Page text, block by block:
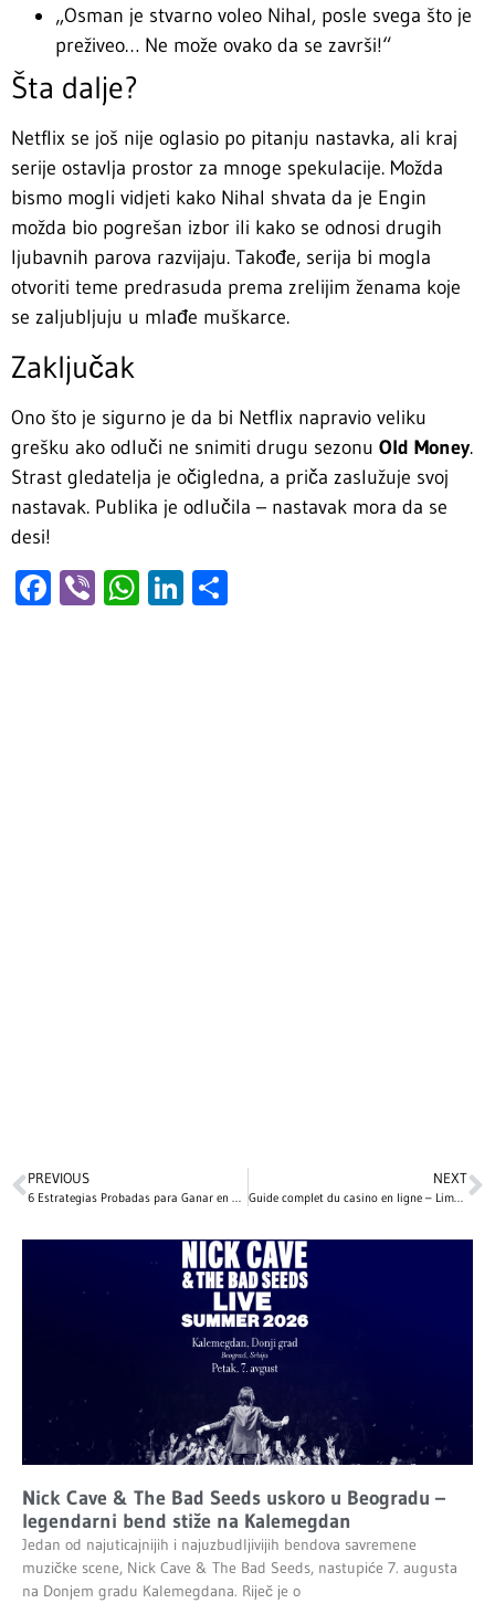
„Osman je stvarno voleo Nihal, posle svega što je
preživeo… Ne može ovako da se završi!“
Šta dalje?
Netflix se još nije oglasio po pitanju nastavka, ali kraj
serije ostavlja prostor za mnoge spekulacije. Možda
bismo mogli vidjeti kako Nihal shvata da je Engin
možda bio pogrešan izbor ili kako se odnosi drugih
ljubavnih parova razvijaju. Takođe, serija bi mogla
otvoriti teme predrasuda prema zrelijim ženama koje
se zaljubljuju u mlađe muškarce.
Zaključak
Ono što je sigurno je da bi Netflix napravio veliku
grešku ako odluči ne snimiti drugu sezonu Old Money.
Strast gledatelja je očigledna, a priča zaslužuje svoj
nastavak. Publika je odlučila – nastavak mora da se
desi!
Facebook
ViberWhatsApp
LinkedIn
PREVIOUS NEXT
Guide complet du casino en ligne – Limone Web.Fr
Nick Cave & The Bad Seeds uskoro u Beogradu –
legendarni bend stiže na Kalemegdan
Jedan od najuticajnijih i najuzbudljivijih bendova savremene
muzičke scene, Nick Cave & The Bad Seeds, nastupiće 7. augusta
na Donjem gradu Kalemegdana. Riječ je o